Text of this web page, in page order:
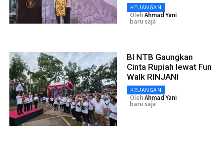
KEUANGAN
OlehAhmad Yani
baru saja
BI NTB Gaungkan
Cinta Rupiah lewat Fun
Walk RINJANI
KEUANGAN
OlehAhmad Yani
baru saja